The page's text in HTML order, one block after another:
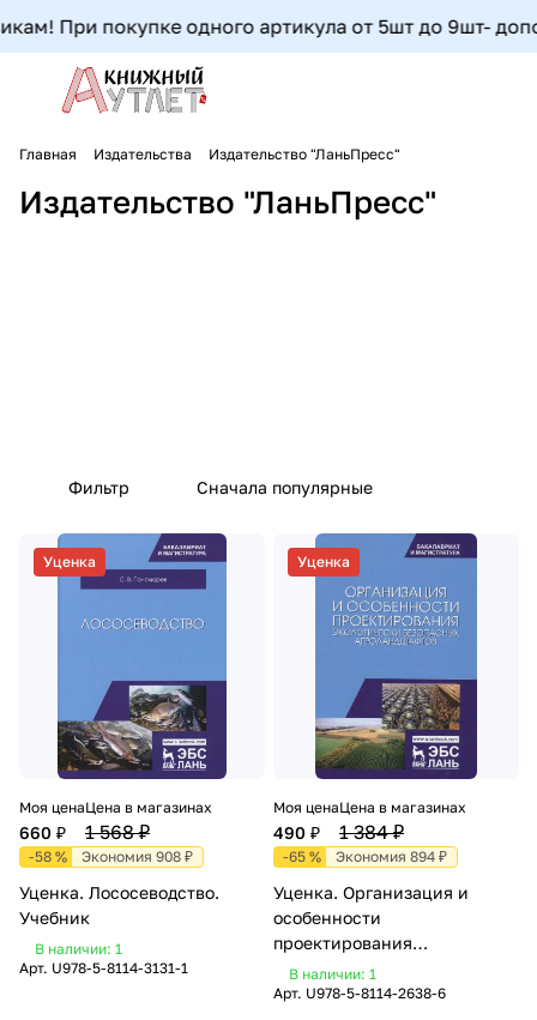
При покупке одного артикула от 5шт до 9шт-
Главная Издательства Издательство "ЛаньПресс"
Издательство "ЛаньПресс"
Фильтр Сначала популярные
Уценка
Моя цена
660 ₽
Цена в магазинах
1 568 ₽
-58 % Экономия 908 ₽
Уценка. Лососеводство.
Учебник
В наличии: 1
Арт. U978-5-8114-3131-1
Уценка
Моя цена
490 ₽
Цена в магазинах
1 384 ₽
-65 % Экономия 894 ₽
Уценка. Организация и
особенности
проектирования
экологически безопасных
агроландшафтов.
В наличии: 1
Арт. U978-5-8114-2638-6